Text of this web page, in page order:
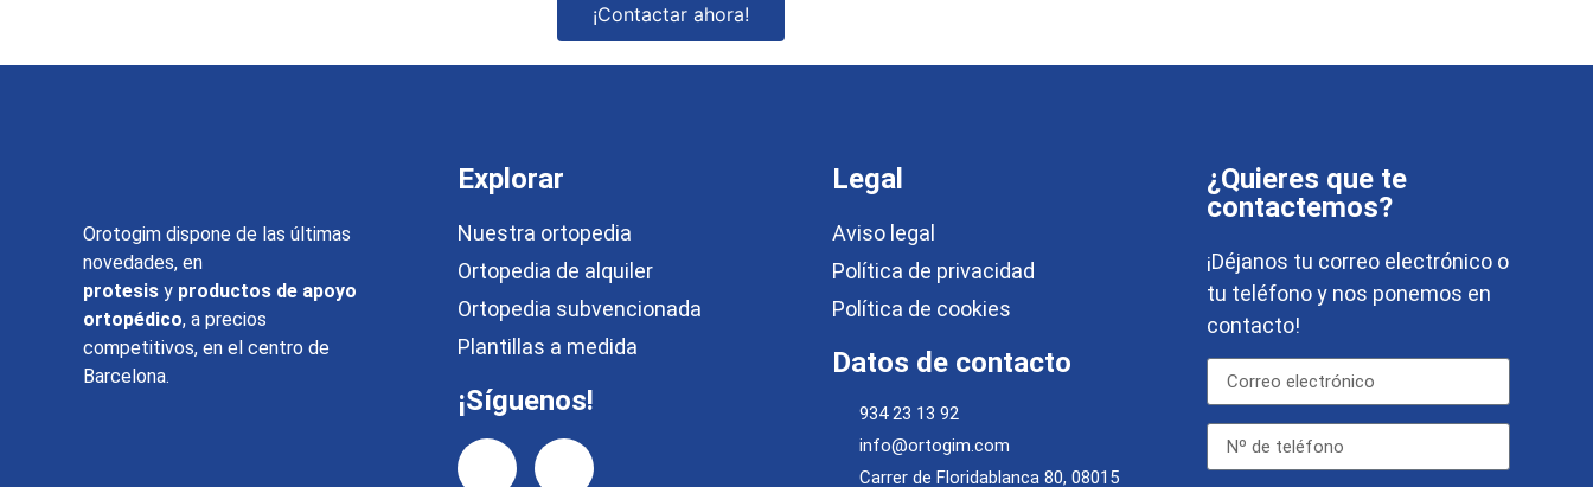
¡Contactar ahora!
Orotogim dispone de las últimas
novedades, en
protesis y productos de apoyo
ortopédico, a precios
competitivos, en el centro de
Barcelona.
Explorar
Nuestra ortopedia
Ortopedia de alquiler
Ortopedia subvencionada
Plantillas a medida
¡Síguenos!
Legal
Aviso legal
Política de privacidad
Política de cookies
Datos de contacto
934 23 13 92
info@ortogim.com
Carrer de Floridablanca 80, 08015
¿Quieres que te
contactemos?
¡Déjanos tu correo electrónico o
tu teléfono y nos ponemos en
contacto!